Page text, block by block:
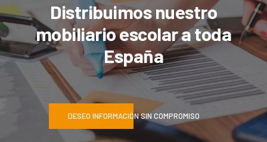
Distribuimos nuestro
mobiliario escolar a toda
España
DESEO INFORMACIÓN SIN COMPROMISO